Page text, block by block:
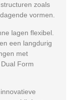
zoals
vormen.
lagen flexibel.
een langdurig
met
Form